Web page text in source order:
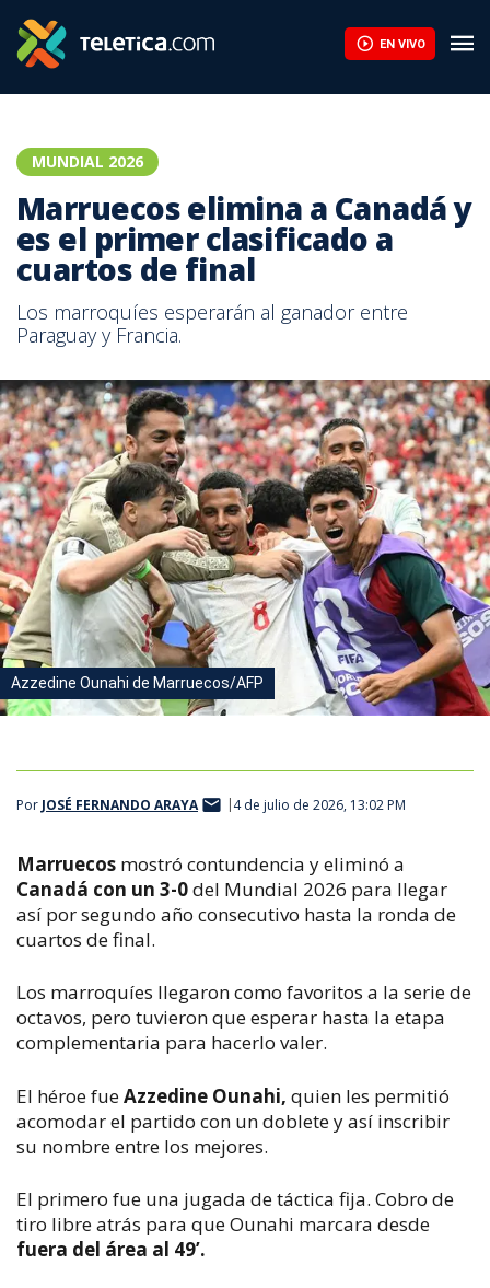
EN VIVO
MUNDIAL 2026
Marruecos elimina a Canadá y
es el primer clasificado a
cuartos de final
Los marroquíes esperarán al ganador entre
Paraguay y Francia.
Azzedine Ounahi de Marruecos/AFP
Por JOSÉ FERNANDO ARAYA 4 de julio de 2026, 13:02 PM
Marruecos mostró contundencia y eliminó a
Canadá con un 3-0del Mundial 2026 para llegar
así por segundo año consecutivo hasta la ronda de
cuartos de final.
Los marroquíes llegaron como favoritos a la serie de
octavos, pero tuvieron que esperar hasta la etapa
complementaria para hacerlo valer.
El héroe fueAzzedine Ounahi, quien les permitió
acomodar el partido con un doblete y así inscribir
su nombre entre los mejores.
El primero fue una jugada de táctica fija. Cobro de
tiro libre atrás para que Ounahi marcara desde
fuera del área al 49’.